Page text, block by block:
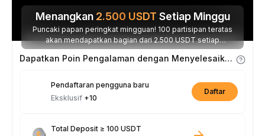
Menangkan 2.500 USDT Setiap Minggu
Puncaki papan peringkat mingguan! 100 partisipan teratas
akan mendapatkan bagian dari 2.500 USDT setiap
minggunya.
Dapatkan Poin Pengalaman dengan Menyelesaikan Tugas
Pendaftaran pengguna baru
Eksklusif +10
Daftar
Total Deposit ≥ 100 USDT